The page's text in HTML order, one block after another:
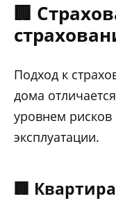
🏢
Подход к
дома
уровнем
эксплуатации.
🏢